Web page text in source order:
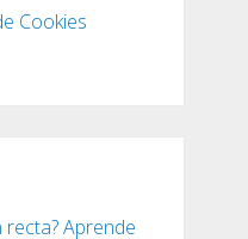
Cookies
recta? Aprende